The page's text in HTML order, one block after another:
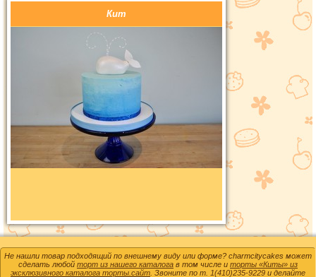
Кит
Не нашли товар подходящий по внешнему виду или форме? charmcitycakes может
сделать любой торт из нашего каталога в том числе и торты «Киты» из
эксклюзивного каталога торты.сайт . Звоните по т. 1(410)235-9229 и делайте